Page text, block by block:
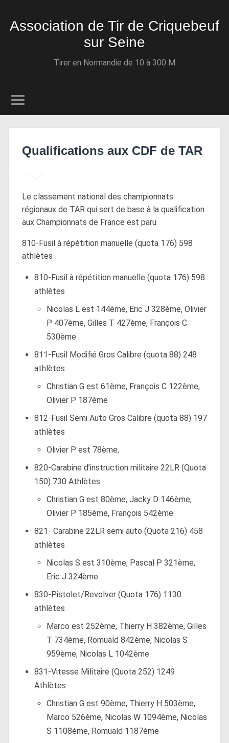
Association de Tir de Criquebeuf
sur Seine
Tirer en Normandie de 10 à 300 M
Qualifications aux CDF de TAR
Le classement national des championnats
régionaux de TAR qui sert de base à la qualification
aux Championnats de France est paru
810-Fusil à répétition manuelle (quota 176) 598
athlètes
810-Fusil à répétition manuelle (quota 176) 598
athlètes
Nicolas L est 144ème, Eric J 328ème, Olivier
P 407ème, Gilles T 427ème, François C
530ème
811-Fusil Modifié Gros Calibre (quota 88) 248
athlètes
Christian G est 61ème, François C 122ème,
Olivier P 187ème
812-Fusil Semi Auto Gros Calibre (quota 88) 197
athlètes
Olivier P est 78ème,
820-Carabine d’instruction militaire 22LR (Quota
150) 730 Athlètes
Christian G est 80ème, Jacky D 146ème,
Olivier P 185ème, François 542ème
821- Carabine 22LR semi auto (Quota 216) 458
athlètes
Nicolas S est 310ème, Pascal P 321ème,
Eric J 324ème
830-Pistolet/Revolver (Quota 176) 1130
athlètes
Marco est 252ème, Thierry H 382ème, Gilles
T 734ème, Romuald 842ème, Nicolas S
959ème, Nicolas L 1042ème
831-Vitesse Militaire (Quota 252) 1249
Athlètes
Christian G est 90ème, Thierry H 503ème,
Marco 526ème, Nicolas W 1094ème, Nicolas
S 1108ème, Romuald 1187ème